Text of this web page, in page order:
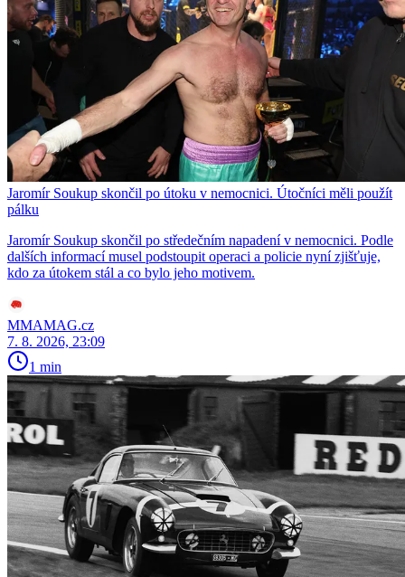
Jaromír Soukup skončil po útoku v nemocnici. Útočníci měli použít
pálku
Jaromír Soukup skončil po středečním napadení v nemocnici. Podle
dalších informací musel podstoupit operaci a policie nyní zjišťuje,
kdo za útokem stál a co bylo jeho motivem.
MMAMAG.cz
7. 8. 2026, 23:09
1 min